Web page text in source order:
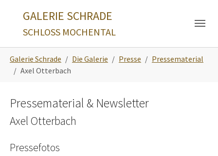
GALERIE SCHRADE
SCHLOSS MOCHENTAL
Galerie Schrade Die Galerie Presse
Pressematerial
Axel Otterbach
Pressematerial & Newsletter
Axel Otterbach
Pressefotos